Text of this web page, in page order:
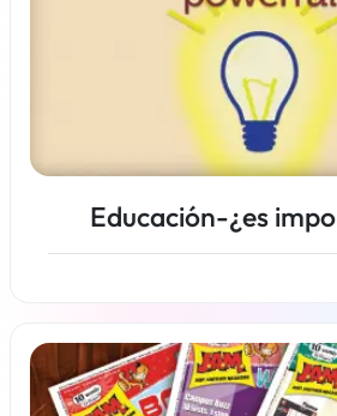
Educación-¿es
Más información